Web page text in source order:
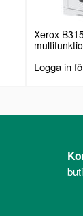
Xerox
Logga in